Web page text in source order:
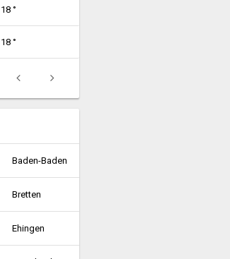
18 °
18 °
Baden-Baden
Bretten
Ehingen